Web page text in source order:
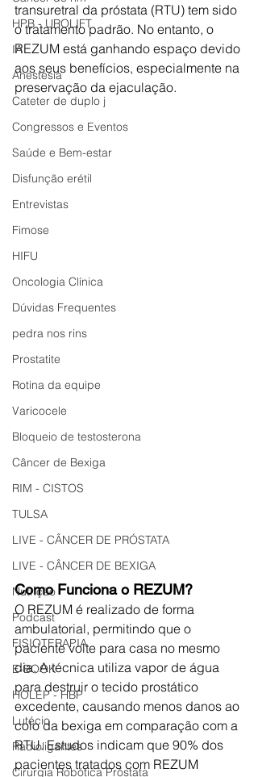
HPB - UROLIFT
IA
Anestesia
Cateter de duplo j
Congressos e Eventos
Saúde e Bem-estar
Disfunção erétil
Entrevistas
Fimose
HIFU
Oncologia Clínica
Dúvidas Frequentes
pedra nos rins
Prostatite
Rotina da equipe
Varicocele
Bloqueio de testosterona
Câncer de Bexiga
RIM - CISTOS
TULSA
LIVE - CÂNCER DE PRÓSTATA
LIVE - CÂNCER DE BEXIGA
Nutrição
Podcast
FISIOTERAPIA
E-BOOK
HOLEP - HBP
Lutécio
Radioligantes
Cirurgia Robótica Próstata
transuretral da próstata (RTU) tem sido
o tratamento padrão. No entanto, o
REZUM está ganhando espaço devido
aos seus benefícios, especialmente na
preservação da ejaculação.
Como Funciona o REZUM?
O REZUM é realizado de forma
ambulatorial, permitindo que o
paciente volte para casa no mesmo
dia. A técnica utiliza vapor de água
para destruir o tecido prostático
excedente, causando menos danos ao
colo da bexiga em comparação com a
RTU. Estudos indicam que 90% dos
pacientes tratados com REZUM